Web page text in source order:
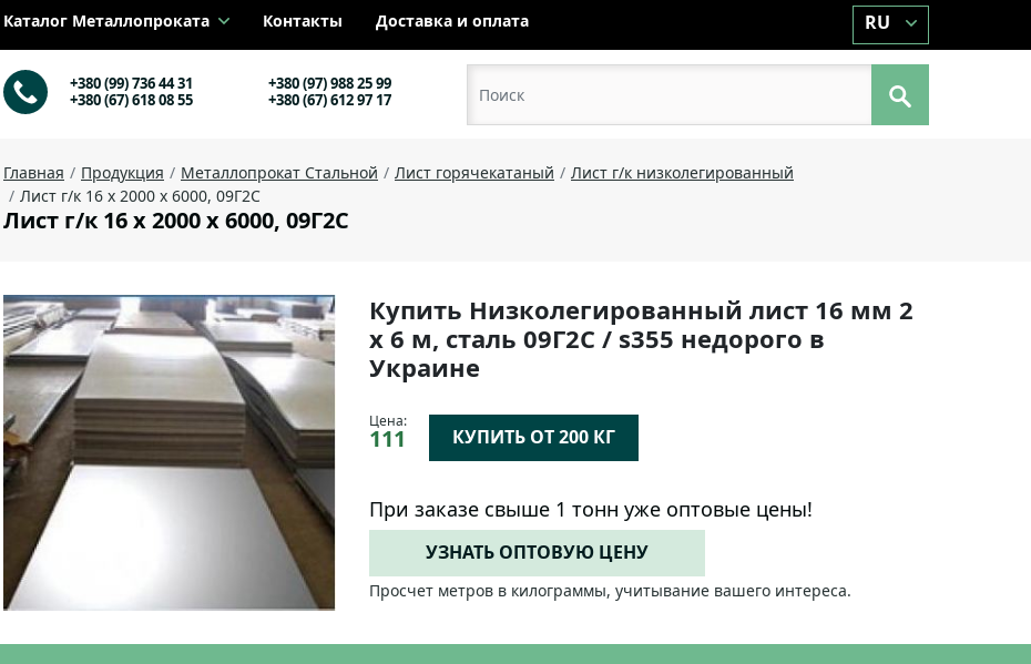
Каталог Металлопроката Контакты Доставка и оплата RU
+380 (99) 736 44 31
+380 (97) 988 25 99
+380 (67) 618 08 55
+380 (67) 612 97 17
Главная Продукция Металлопрокат Стальной Лист горячекатаный
Лист г/к низколегированный
Лист г/к 16 х 2000 х 6000, 09Г2С
Лист г/к 16 х 2000 х 6000, 09Г2С
Купить Низколегированный лист 16 мм 2
х 6 м, сталь 09Г2С / s355 недорого в
Украине
Цена:
111 КУПИТЬ ОТ 200 КГ
При заказе свыше 1 тонн уже оптовые цены!
УЗНАТЬ ОПТОВУЮ ЦЕНУ
Просчет метров в килограммы, учитывание вашего интереса.